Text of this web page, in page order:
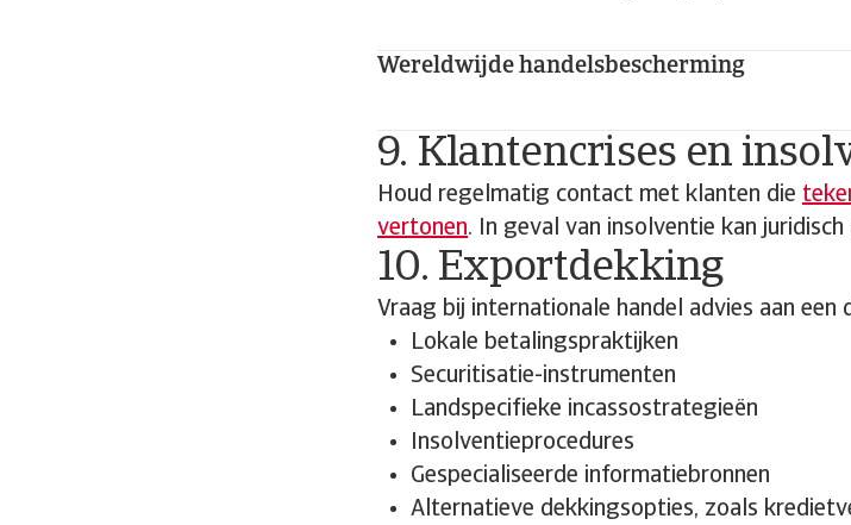
Wereldwijde handelsbescherming
9. Klantencrises en
Houd regelmatig contact met klanten die
vertonen. In geval van insolventie kan juridisch
10. Exportdekking
Vraag bij internationale handel advies aan een
Lokale betalingspraktijken
Securitisatie-instrumenten
Landspecifieke incassostrategieën
Insolventieprocedures
Gespecialiseerde informatiebronnen
Alternatieve dekkingsopties, zoals